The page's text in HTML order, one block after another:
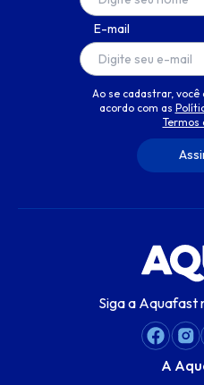
E-mail
Ao se cadastrar,
acordo com as
Termos
Siga a Aquafast
A